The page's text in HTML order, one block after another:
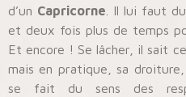
d’un Capricorne . Il lui faut
et deux fois plus de temps
Et encore ! Se lâcher, il sait
mais en pratique, sa
se fait du sens des